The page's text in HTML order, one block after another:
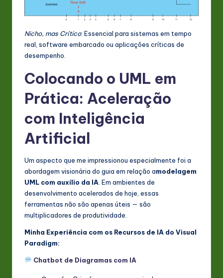
Nicho, mas Crítico: Essencial para sistemas em tempo
real, software embarcado ou aplicações críticas de
desempenho.
Colocando o UML em
Prática: Aceleração
com Inteligência
Artificial
Um aspecto que me impressionou especialmente foi a
abordagem visionária do guia em relação amodelagem
UML com auxílio da IA . Em ambientes de
desenvolvimento acelerados de hoje, essas
ferramentas não são apenas úteis — são
multiplicadores de produtividade.
Minha Experiência com os Recursos de IA do Visual
Paradigm:
Chatbot de Diagramas com IA